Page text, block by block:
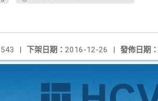
發佈日期：
下架日期： 2016-12-26 |
543 |